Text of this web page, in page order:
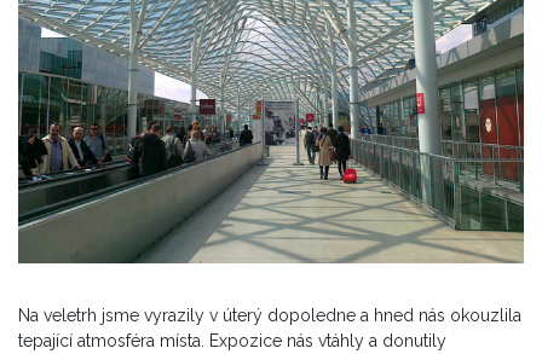
Na veletrh jsme vyrazily v úterý dopoledne a hned nás okouzlila
tepající atmosféra místa. Expozice nás vtáhly a donutily